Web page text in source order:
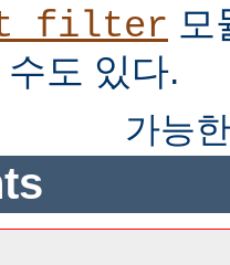
모
도 있다.
가능